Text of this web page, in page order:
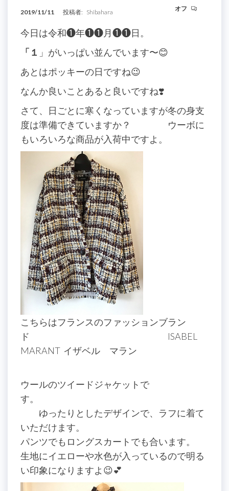
2019/11/11 投稿者: Shibahara オフ
今日は令和❶年❶❶月❶❶日。
「１ 」がいっぱい並んでいます〜😊
あとはポッキーの日ですね😉
なんか良いことあると良いですね❣️
さて、日ごとに寒くなっていますが冬の身支
度は準備できていますか？ ウーボに
もいろいろな商品が入荷中ですよ。
こちらはフランスのファッションブラン
ド ISABEL
MARANT イザベル マラン
ウールのツイードジャケットで
す。
ゆったりとしたデザインで、ラフに着て
いただけます。
パンツでもロングスカートでも合います。
生地にイエローや水色が入っているので明る
い印象になりますよ😉💕